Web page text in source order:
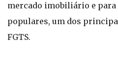
mercado imobiliário e para
populares, um dos
FGTS.